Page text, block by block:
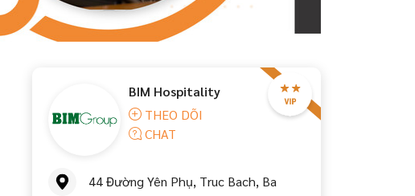
BIM Hospitality
THEO DÕI
CHAT
44 Đường Yên Phụ, Truc Bach, Ba